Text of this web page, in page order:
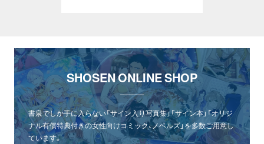
SHOSEN ONLINE SHOP
書泉でしか手に入らない「サイン入り写真集」「サイン本」「オリジ
ナル有償特典付きの女性向けコミック、ノベルズ」を多数ご用意し
ています。